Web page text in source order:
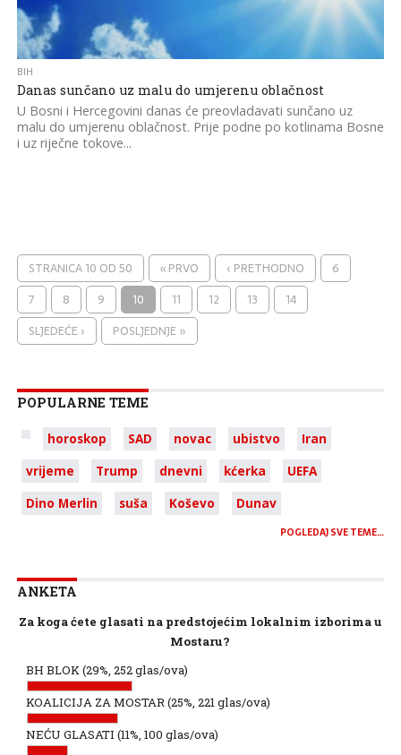
BIH
Danas sunčano uz malu do umjerenu oblačnost
U Bosni i Hercegovini danas će preovladavati sunčano uz
malu do umjerenu oblačnost. Prije podne po kotlinama Bosne
i uz riječne tokove...
STRANICA 10 OD 50 « PRVO ‹ PRETHODNO
6
7
8 9 10 11 12 13
14
SLJEDEĆE ›
POSLJEDNJE »
POPULARNE TEME
horoskop SAD novac ubistvo
Iran
vrijeme
Trump dnevni kćerka
UEFA
Dino Merlin
suša Koševo Dunav
POGLEDAJ SVE TEME…
ANKETA
Za koga ćete glasati na predstojećim lokalnim izborima u
Mostaru?
BH BLOK(29%, 252 glas/ova)
KOALICIJA ZA MOSTAR(25%, 221 glas/ova)
NEĆU GLASATI (11%, 100 glas/ova)